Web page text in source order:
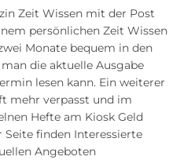
Zeit Wissen mit der Post
persönlichen Zeit Wissen
Monate bequem in den
die aktuelle Ausgabe
lesen kann. Ein weiterer
mehr verpasst und im
Hefte am Kiosk Geld
Seite finden Interessierte
Angeboten